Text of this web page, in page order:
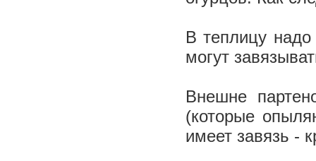
В теплицу надо
могут
Внешне
(которые
имеет завязь -